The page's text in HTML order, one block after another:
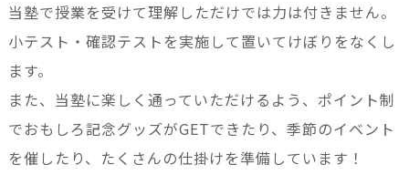
当塾で授業を受けて理解しただけでは力は付きません。
小テスト・確認テストを実施して置いてけぼりをなくし
ます。
また、当塾に楽しく通っていただけるよう、ポイント制
でおもしろ記念グッズがGETできたり、季節のイベント
を催したり、たくさんの仕掛けを準備しています！